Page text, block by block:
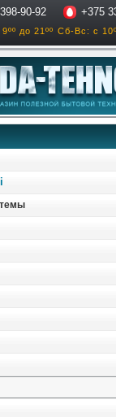
90-92 +375
до 21ºº Сб-Вс: с
телевизоры